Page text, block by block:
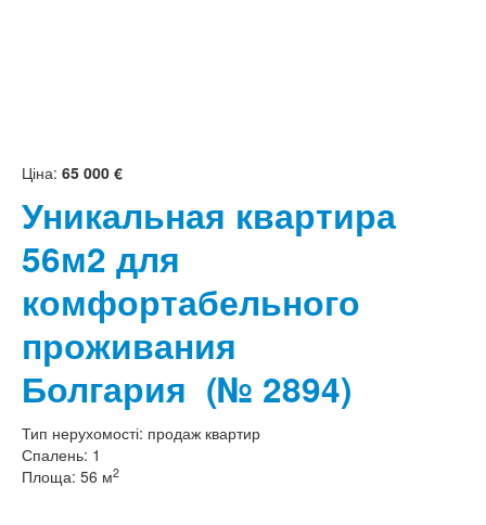
Ціна: 65 000 €
Уникальная квартира
56м2 для
комфортабельного
проживания
Болгария (№ 2894)
Тип нерухомості: продаж квартир
Спалень: 1
Площа: 56 м2